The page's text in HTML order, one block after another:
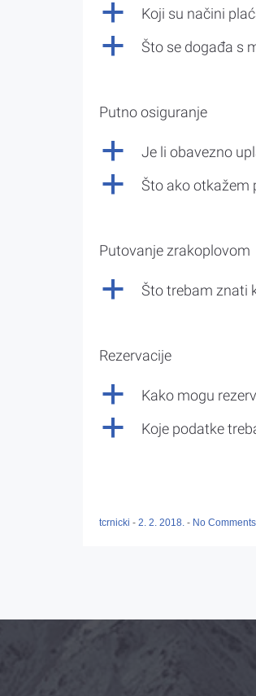
a Koji su načini
a Što se događa s
Putno osiguranje
a Je li obavezno
a Što ako otkažem
Putovanje zrakoplovom
a Što trebam znati
Rezervacije
a Kako mogu
a Koje podatke
tcrnicki - 2. 2. 2018. - No Comments